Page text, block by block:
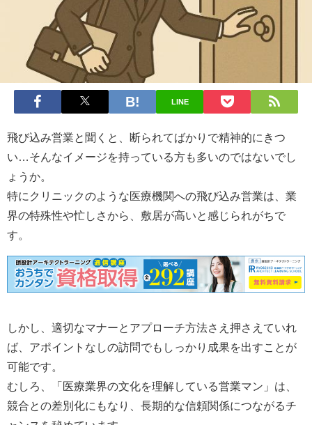
LINE
飛び込み営業と聞くと、断られてばかりで精神的にきつ
い…そんなイメージを持っている方も多いのではないでし
ょうか。
特にクリニックのような医療機関への飛び込み営業は、業
界の特殊性や忙しさから、敷居が高いと感じられがちで
す。
しかし、適切なマナーとアプローチ方法さえ押さえていれ
ば、アポイントなしの訪問でもしっかり成果を出すことが
可能です。
むしろ、「医療業界の文化を理解している営業マン」は、
競合との差別化にもなり、長期的な信頼関係につながるチ